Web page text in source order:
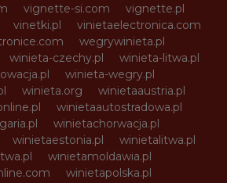
vignette-si.com
vignette.pl
vinetki.pl
vinietaelectronica.com
wegrywinieta.pl
winieta-czechy.pl
winieta-litwa.pl
winieta-wegry.pl
winieta.org
winietaaustria.pl
winietaautostradowa.pl
winietachorwacja.pl
winietaestonia.pl
winietalitwa.pl
winietamoldawia.pl
winietapolska.pl